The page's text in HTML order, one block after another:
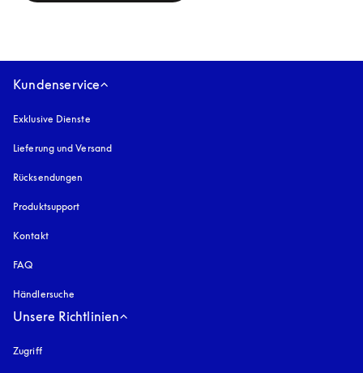
Kundenservice
Exklusive Dienste
Lieferung und Versand
Rücksendungen
Produktsupport
Kontakt
FAQ
Händlersuche
Unsere Richtlinien
Zugrifföffnet sich in einem neuen Tab